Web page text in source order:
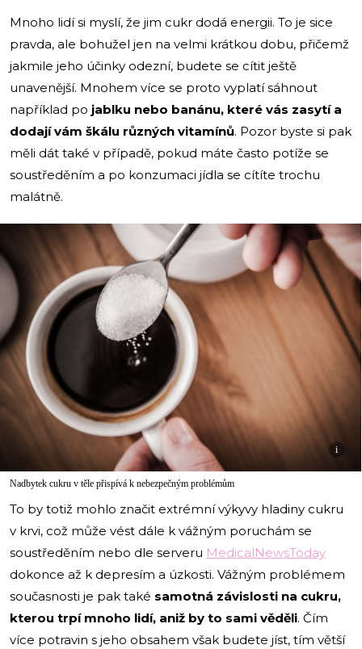
Mnoho lidí si myslí, že jim cukr dodá energii. To je sice
pravda, ale bohužel jen na velmi krátkou dobu, přičemž
jakmile jeho účinky odezní, budete se cítit ještě
unavenější. Mnohem více se proto vyplatí sáhnout
například po jablku nebo banánu, které vás zasytí a
dodají vám škálu různých vitamínů. Pozor byste si pak
měli dát také v případě, pokud máte často potíže se
soustředěním a po konzumaci jídla se cítíte trochu
malátně.
i
Nadbytek cukru v těle přispívá k nebezpečným problémům
To by totiž mohlo značit extrémní výkyvy hladiny cukru
v krvi, což může vést dále k vážným poruchám se
soustředěním nebo dle serveru MedicalNewsToday
dokonce až k depresím a úzkosti. Vážným problémem
současnosti je pak také samotná závislosti na cukru,
kterou trpí mnoho lidí, aniž by to sami věděli. Čím
více potravin s jeho obsahem však budete jíst, tím větší